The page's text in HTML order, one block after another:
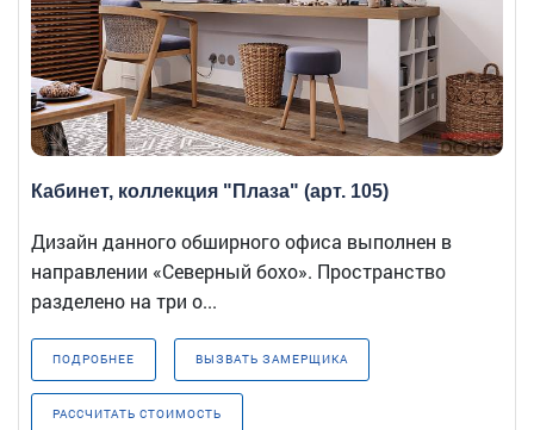
Кабинет, коллекция "Плаза" (арт. 105)
Дизайн данного обширного офиса выполнен в
направлении «Северный бохо». Пространство
разделено на три о...
ПОДРОБНЕЕ ВЫЗВАТЬ ЗАМЕРЩИКА
РАССЧИТАТЬ СТОИМОСТЬ